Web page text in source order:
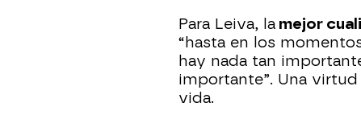
Para Leiva, la mejor
“hasta en los
hay nada tan
importante”. Una
vida.